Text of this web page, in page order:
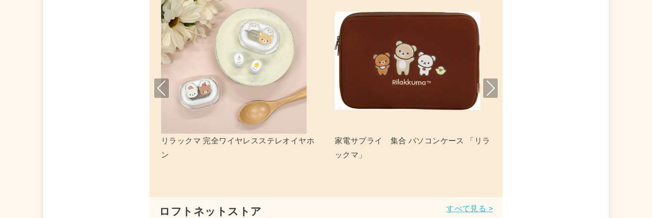
キーホルダー リラックマ＆キイロイトリ
フォトカードキーホルダー 「リラックマ」
コリラックマ ネイルチップ 「リラックマ」
Pre
Nex
ロフトネットストア すべて見る >